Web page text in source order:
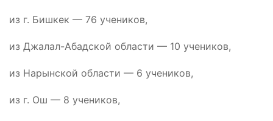
из г. Бишкек — 76 учеников,
из Джалал-Абадской области — 10 учеников,
из Нарынской области — 6 учеников,
из г. Ош — 8 учеников,